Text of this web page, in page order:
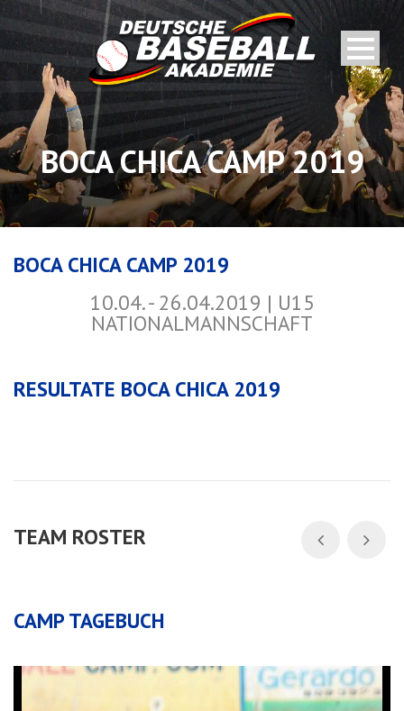
BOCA CHICA CAMP 2019
BOCA CHICA CAMP 2019
10.04. - 26.04.2019 | U15
NATIONALMANNSCHAFT
RESULTATE BOCA CHICA 2019
TEAM ROSTER
CAMP TAGEBUCH